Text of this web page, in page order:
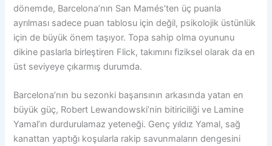
dönemde, Barcelona’nın San Mamés’ten üç puanla
ayrılması sadece puan tablosu için değil, psikolojik üstünlük
için de büyük önem taşıyor. Topa sahip olma oyununu
dikine paslarla birleştiren Flick, takımını fiziksel olarak da en
üst seviyeye çıkarmış durumda.
Barcelona’nın bu sezonki başarısının arkasında yatan en
büyük güç, Robert Lewandowski’nin bitiriciliği ve Lamine
Yamal’ın durdurulamaz yeteneği. Genç yıldız Yamal, sağ
kanattan yaptığı koşularla rakip savunmaların dengesini